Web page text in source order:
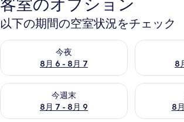
以下の期間の空室状況をチェック
今夜
8月 6 - 8月 7
今夜 8月 6 - 8月 7 の空室状況をチェック
8
明日 8月 7
今週末
8月 7 - 8月 9
今週末 8月 7 - 8月 9 の空室状況をチェック
8
来週末 8月